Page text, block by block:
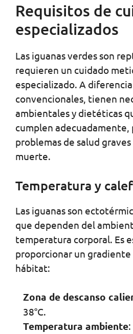
Requisitos de
especializados
Las iguanas verdes son
requieren un cuidado
especializado. A
convencionales, tienen
ambientales y dietéticas
cumplen adecuadamente,
problemas de salud
muerte.
Temperatura y
Las iguanas son
que dependen del
temperatura corporal. Es
proporcionar un
hábitat:
Zona de descanso
38°C.
Temperatura ambiente